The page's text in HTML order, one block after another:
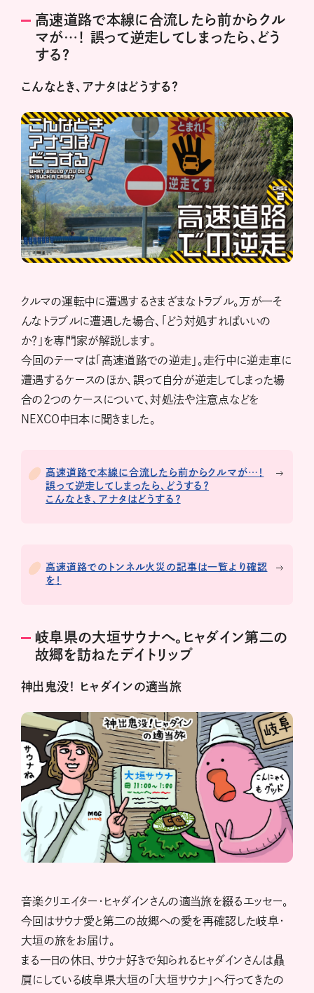
高速道路で本線に合流したら前からクル
マが…！ 誤って逆走してしまったら、どう
する？
こんなとき、アナタはどうする？
クルマの運転中に遭遇するさまざまなトラブル。万が一そ
んなトラブルに遭遇した場合、「どう対処すればいいの
か？」を専門家が解説します。
今回のテーマは「高速道路での逆走」。走行中に逆走車に
遭遇するケースのほか、誤って自分が逆走してしまった場
合の2つのケースについて、対処法や注意点などを
NEXCO中日本に聞きました。
高速道路で本線に合流したら前からクルマが…！
誤って逆走してしまったら、どうする？
こんなとき、アナタはどうする？
高速道路でのトンネル火災の記事は一覧より確認
を！
岐阜県の大垣サウナへ。ヒャダイン第二の
故郷を訪ねたデイトリップ
神出鬼没！ ヒャダインの適当旅
音楽クリエイター・ヒャダインさんの適当旅を綴るエッセー。
今回はサウナ愛と第二の故郷への愛を再確認した岐阜・
大垣の旅をお届け。
まる一日の休日、サウナ好きで知られるヒャダインさんは贔
屓にしている岐阜県大垣の「大垣サウナ」へ行ってきたの